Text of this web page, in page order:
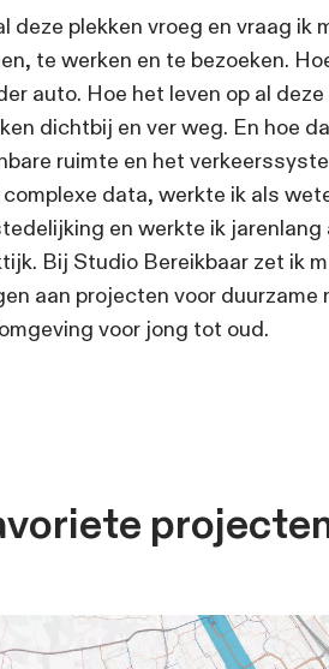
later in een
anderhalf jaar in de
Duitse steden Mainz en
jaren ’80 wijk in
Sallandse platteland en
Op al deze plekken vroeg
wonen, te werken en te
zonder auto. Hoe het
verstedelijking en werkte
dragen aan projecten
leefomgeving voor jong